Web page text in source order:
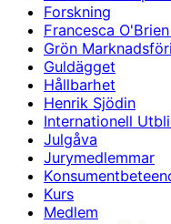
Forskning
Francesca
Grön
Guldägget
Hållbarhet
Henrik Sjödin
Internationell
Julgåva
Jurymedlemmar
Kurs
Medlem